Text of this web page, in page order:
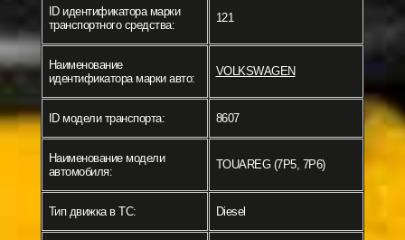
ID идентификатора марки
транспортного средства:
121
Наименование
идентификатора марки авто:
VOLKSWAGEN
ID модели транспорта: 8607
Наименование модели
автомобиля:
TOUAREG (7P5, 7P6)
Тип движка в ТС: Diesel